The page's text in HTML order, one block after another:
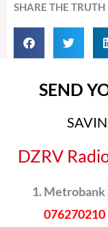
SHARE THE TRUTH
SEND
DZRV
Metrobank
076270210